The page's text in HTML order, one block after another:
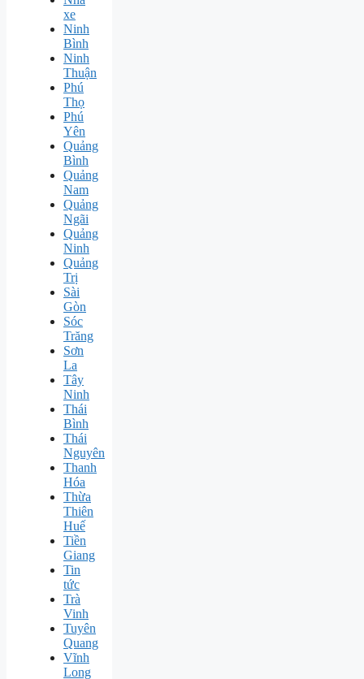
xe
Ninh
Bình
Ninh
Thuận
Phú
Thọ
Phú
Yên
Quảng
Bình
Quảng
Nam
Quảng
Ngãi
Quảng
Ninh
Quảng
Trị
Sài
Gòn
Sóc
Trăng
Sơn
La
Tây
Ninh
Thái
Bình
Thái
Nguyên
Thanh
Hóa
Thừa
Thiên
Huế
Tiền
Giang
Tin
tức
Trà
Vinh
Tuyên
Quang
Vĩnh
Long